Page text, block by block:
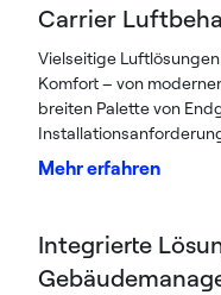
Carrier
Vielseitige
Komfort – von
breiten Palette von
Mehr erfahren
Integrierte